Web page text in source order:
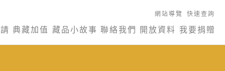
網站導覽 快速查詢
典藏加值 藏品小故事 聯絡我們 開放資料 我要捐贈